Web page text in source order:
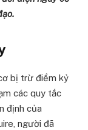
bị trừ điểm kỷ
các quy tắc
định của
người đã